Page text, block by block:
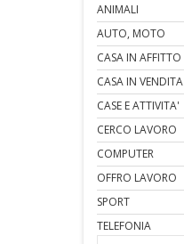
ANIMALI
AUTO, MOTO
CASA IN AFFITTO
CASA IN VENDITA
CASE E ATTIVITA'
CERCO LAVORO
COMPUTER
OFFRO LAVORO
SPORT
TELEFONIA